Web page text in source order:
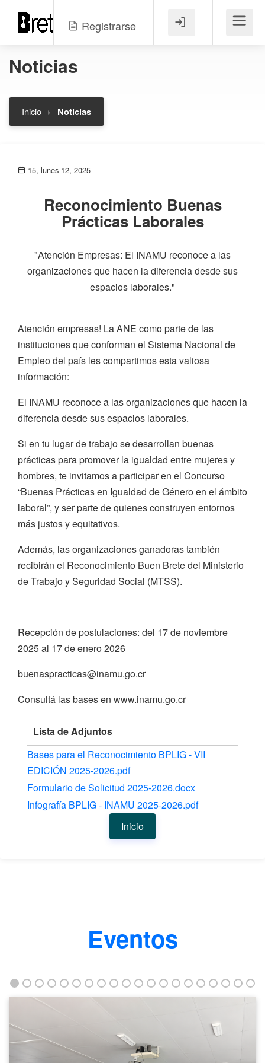
Registrarse Menú
Noticias
Inicio Noticias
15, lunes 12, 2025
Reconocimiento Buenas
Prácticas Laborales
"Atención Empresas: El INAMU reconoce a las
organizaciones que hacen la diferencia desde sus
espacios laborales."
Atención empresas! La ANE como parte de las
instituciones que conforman el Sistema Nacional de
Empleo del país les compartimos esta valiosa
información:
El INAMU reconoce a las organizaciones que hacen la
diferencia desde sus espacios laborales.
Si en tu lugar de trabajo se desarrollan buenas
prácticas para promover la igualdad entre mujeres y
hombres, te invitamos a participar en el Concurso
“Buenas Prácticas en Igualdad de Género en el ámbito
laboral”, y ser parte de quienes construyen entornos
más justos y equitativos.
Además, las organizaciones ganadoras también
recibirán el Reconocimiento Buen Brete del Ministerio
de Trabajo y Seguridad Social (MTSS).
Recepción de postulaciones: del 17 de noviembre
2025 al 17 de enero 2026
buenaspracticas@inamu.go.cr
Consultá las bases en www.inamu.go.cr
Lista de Adjuntos
Bases para el Reconocimiento BPLIG - VII
EDICIÓN 2025-2026.pdf
Formulario de Solicitud 2025-2026.docx
Infografía BPLIG - INAMU 2025-2026.pdf
Inicio
Eventos
fortalece
empleabilidad